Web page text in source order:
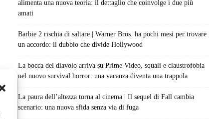
alimenta una nuova teoria: il dettaglio che coinvolge i due più
amati
Barbie 2 rischia di saltare | Warner Bros. ha pochi mesi per trovare
un accordo: il dubbio che divide Hollywood
La bocca del diavolo arriva su Prime Video, squali e claustrofobia
nel nuovo survival horror: una vacanza diventa una trappola
La paura dell’altezza torna al cinema | Il sequel di Fall cambia
scenario: una nuova sfida senza via di fuga